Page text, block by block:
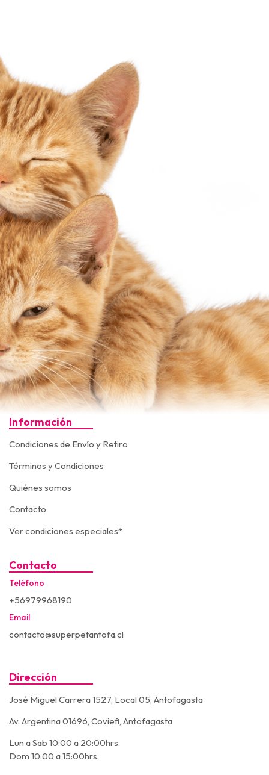
Información
Condiciones de Envío y Retiro
Términos y Condiciones
Quiénes somos
Contacto
Ver condiciones especiales*
Contacto
Teléfono
+56979968190
Email
contacto@superpetantofa.cl
Dirección
José Miguel Carrera 1527, Local 05, Antofagasta
Av. Argentina 01696, Coviefi, Antofagasta
Lun a Sab 10:00 a 20:00hrs.
Dom 10:00 a 15:00hrs.